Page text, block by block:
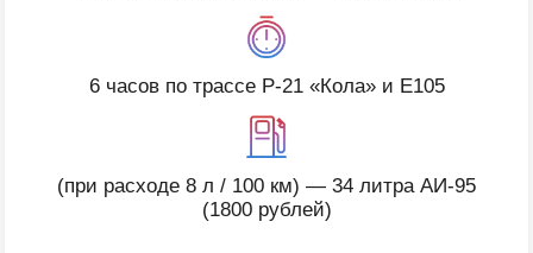
6 часов по трассе Р-21 «‎Кола» и Е105
(при расходе 8 л / 100 км) — 34 литра АИ-95
(1800 рублей)